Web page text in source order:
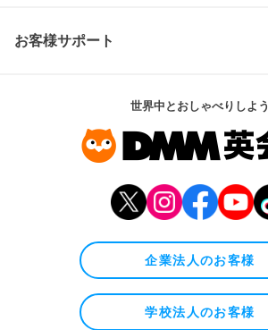
お客様サポート
世界中とおしゃべりしよう
企業法人のお客様
学校法人のお客様